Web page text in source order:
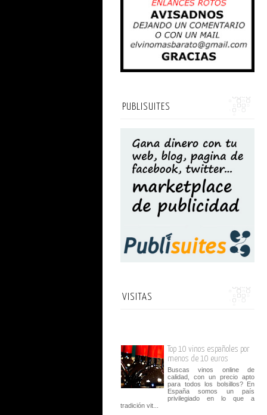
PUBLISUITES
VISITAS
Top 10 vinos españoles por
menos de 10 euros
Buscas vinos online de
calidad, con un precio apto
para todos los bolsillos? En
España somos un país
privilegiado en lo que a
tradición vit...